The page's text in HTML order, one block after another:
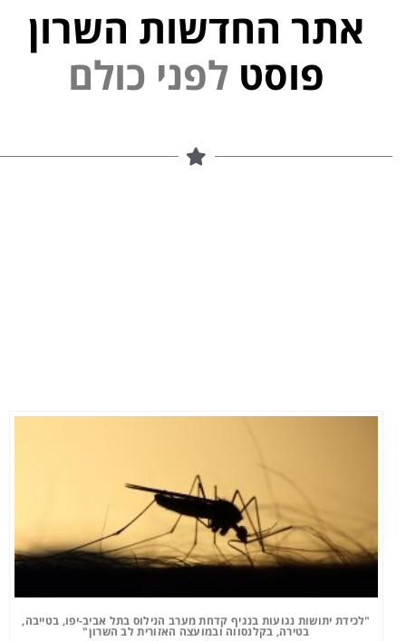
אתר החדשות השרון
פוסט
"לכידת יתושות נגועות בנגיף קדחת מערב הנילוס בתל אביב-יפו, בטייבה,
בטירה, בקלנסווה ובמועצה האזורית לב השרון"